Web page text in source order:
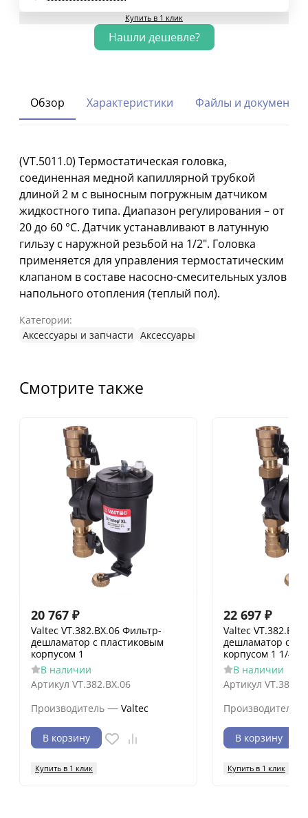
Купить в 1 клик
Обзор Характеристики Файлы и документы
(VT.5011.0) Термостатическая головка,
соединенная медной капиллярной трубкой
длиной 2 м с выносным погружным датчиком
жидкостного типа. Диапазон регулирования – от
20 до 60 °C. Датчик устанавливают в латунную
гильзу с наружной резьбой на 1/2". Головка
применяется для управления термостатическим
клапаном в составе насосно-смесительных узлов
напольного отопления (теплый пол).
Категории:
Аксессуары и запчасти Аксессуары
Смотрите также
20 767 ₽
Valtec VT.382.BX.06 Фильтр-
дешламатор с пластиковым
корпусом 1
В наличии
Артикул VT.382.BX.06
Производитель — Valtec
В корзину
Купить в 1 клик
22 697 ₽
Valtec
дешламатор с
корпусом 1 1/4
В наличии
Артикул
Производитель
В корзину
Купить в 1 клик